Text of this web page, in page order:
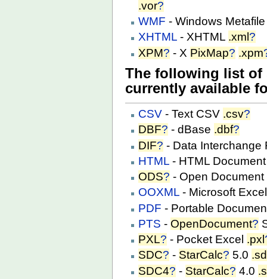
.vor?
WMF - Windows
XHTML - XHTML .xml ?
XPM? - X PixMap? .xpm
The following list of
currently available
CSV - Text CSV .csv?
DBF? - dBase .dbf?
DIF? - Data Interchange
HTML - HTML
ODS? - Open
OOXML - Microsoft
PDF - Portable
PTS - OpenDocument?
PXL? - Pocket Excel .pxl
SDC? - StarCalc? 5.0
SDC4? - StarCalc? 4.0